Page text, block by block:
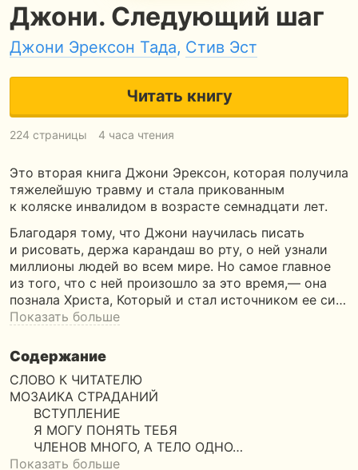
Джони. Следующий шаг
Джони Эрексон Тада, Стив Эст
Читать книгу
224 страницы 4 часа чтения
Это вторая книга Джони Эрексон, которая получила
тяжелейшую травму и стала прикованным
к коляске инвалидом в возрасте семнадцати лет.
Благодаря тому, что Джони научилась писать
и рисовать, держа карандаш во рту, о ней узнали
миллионы людей во всем мире. Но самое главное
из того, что с ней произошло за это время,— она
познала Христа, Который и стал источником ее си…
Показать больше
Содержание
СЛОВО К ЧИТАТЕЛЮ
МОЗАИКА СТРАДАНИЙ
ВСТУПЛЕНИЕ
Я МОГУ ПОНЯТЬ ТЕБЯ
ЧЛЕНОВ МНОГО, А ТЕЛО ОДНО…
Показать больше